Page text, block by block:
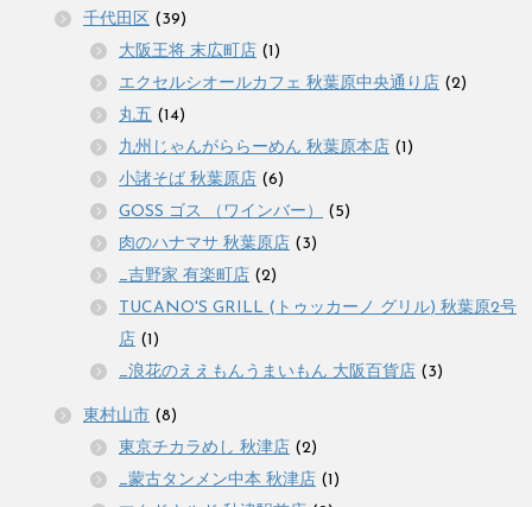
千代田区 (39)
大阪王将 末広町店 (1)
エクセルシオールカフェ 秋葉原中央通り店 (2)
丸五 (14)
九州じゃんがららーめん 秋葉原本店 (1)
小諸そば 秋葉原店 (6)
GOSS ゴス （ワインバー）
(5)
肉のハナマサ 秋葉原店 (3)
_吉野家 有楽町店 (2)
TUCANO'S GRILL (トゥッカーノ グリル) 秋葉原2号
店 (1)
_浪花のええもんうまいもん 大阪百貨店 (3)
東村山市 (8)
東京チカラめし 秋津店 (2)
_蒙古タンメン中本 秋津店 (1)